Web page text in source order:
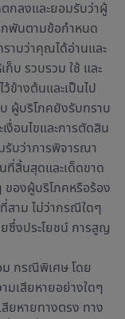
กลงและยอมรับว่าผู้
กพันตามข้อกำหนด
ราบว่าคุณได้อ่านและ
ก็บ รวบรวม ใช้ และ
ข้างต้นและเป็นไป
ผู้บริโภคยังรับทราบ
งื่อนไขและการตัดสิน
รับว่าการพิจารณา
ที่สิ้นสุดและเด็ดขาด
ของผู้บริโภคหรือร้อง
สาม ไม่ว่ากรณีใดๆ
ซึ่งประโยชน์ การสูญ
ม กรณีพิเศษ โดย
มเสียหายอย่างใดๆ
ยหายทางตรง ทาง